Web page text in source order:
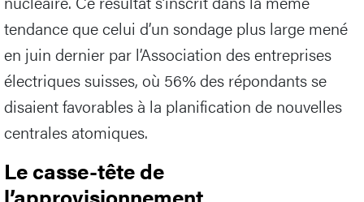
tendance que celui d’un sondage plus large mené
en juin dernier par l’Association des entreprises
électriques suisses, où 56% des répondants se
disaient favorables à la planification de nouvelles
centrales atomiques.
Le casse-tête de